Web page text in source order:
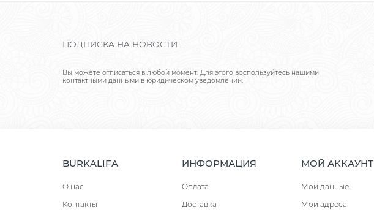
ПОДПИСКА НА НОВОСТИ
Вы можете отписаться в любой момент. Для этого воспользуйтесь нашими
контактными данными в юридическом уведомлении.
BURKALIFA
О нас
Контакты
ИНФОРМАЦИЯ
Оплата
Доставка
МОЙ АККАУНТ
Мои данные
Мои адреса